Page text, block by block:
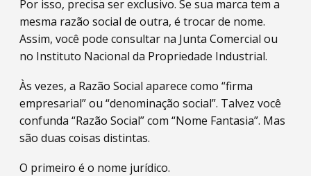
Por isso, precisa ser exclusivo. Se sua marca tem a
mesma razão social de outra, é trocar de nome.
Assim, você pode consultar na Junta Comercial ou
no Instituto Nacional da Propriedade Industrial.
Às vezes, a Razão Social aparece como “firma
empresarial” ou “denominação social”. Talvez você
confunda “Razão Social” com “Nome Fantasia”. Mas
são duas coisas distintas.
O primeiro é o nome jurídico.